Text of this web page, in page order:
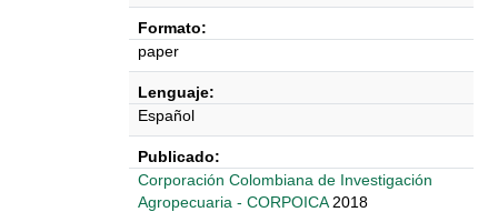
Formato:
paper
Lenguaje:
Español
Publicado:
Corporación Colombiana de Investigación
Agropecuaria - CORPOICA 2018